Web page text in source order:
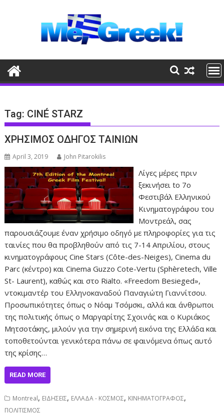
Tag: CINÉ STARZ
ΧΡΗΣΙΜΟΣ ΟΔΗΓΟΣ ΤΑΙΝΙΩΝ
April 3, 2019 John Pitarokilis
Λίγες μέρες πριν
ξεκινήσει tο 7ο
Φεστιβάλ Ελληνικού
Κινηματογράφου του
Μοντρεάλ, σας
παρουσιάζουμε έναν χρήσιμο οδηγό με πληροφορίες για τις
ταινίες που θα προβληθούν από τις 7-14 Απριλίου, στους
κινηματογράφους Cine Stars (Côte-des-Neiges), Cinema du
Parc (κέντρο) και Cinema Guzzo Cote-Vertu (Sphèretech, Ville
St- Laurent), καθώς και στο Rialto. «Freedom Besieged»,
ντοκιμαντέρ του Ελληνοκαναδού Παναγιώτη Γιαννίτσου.
Προσωπικότητες όπως ο Νόαμ Τσόμσκι, αλλά και άνθρωποι
της πολιτικής όπως o Μαργαρίτης Σχοινάς και ο Κυριάκος
Μητσοτάκης, μιλούν για την σημερινή εικόνα της Ελλάδα και
τοποθετούνται γενικότερα πάνω σε φαινόμενα όπως αυτό
της κρίσης…
READ MORE
Montreal, ΕΙΔΗΣΕΙΣ, ΕΛΛΑΔΑ - ΚΟΣΜΟΣ, ΚΙΝΗΜΑΤΟΓΡΑΦΟΣ,
ΠΟΛΙΤΙΣΜΟΣ